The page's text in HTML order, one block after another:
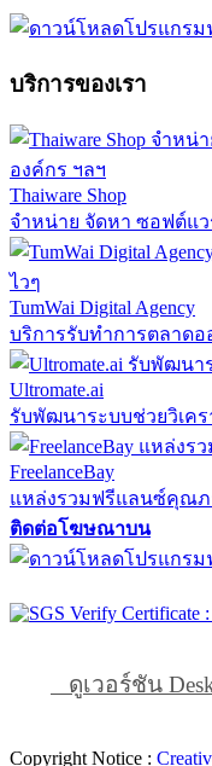
บริการของเรา
Thaiware Shop
จำหน่าย จัดหา ซอฟต์แ
TumWai Digital Agency
บริการรับทำการตลาดอ
Ultromate.ai
รับพัฒนาระบบช่วยวิเค
FreelanceBay
แหล่งรวมฟรีแลนซ์คุณ
ติดต่อโฆษณาบน
ดูเวอร์ชัน
Copyright Notice :